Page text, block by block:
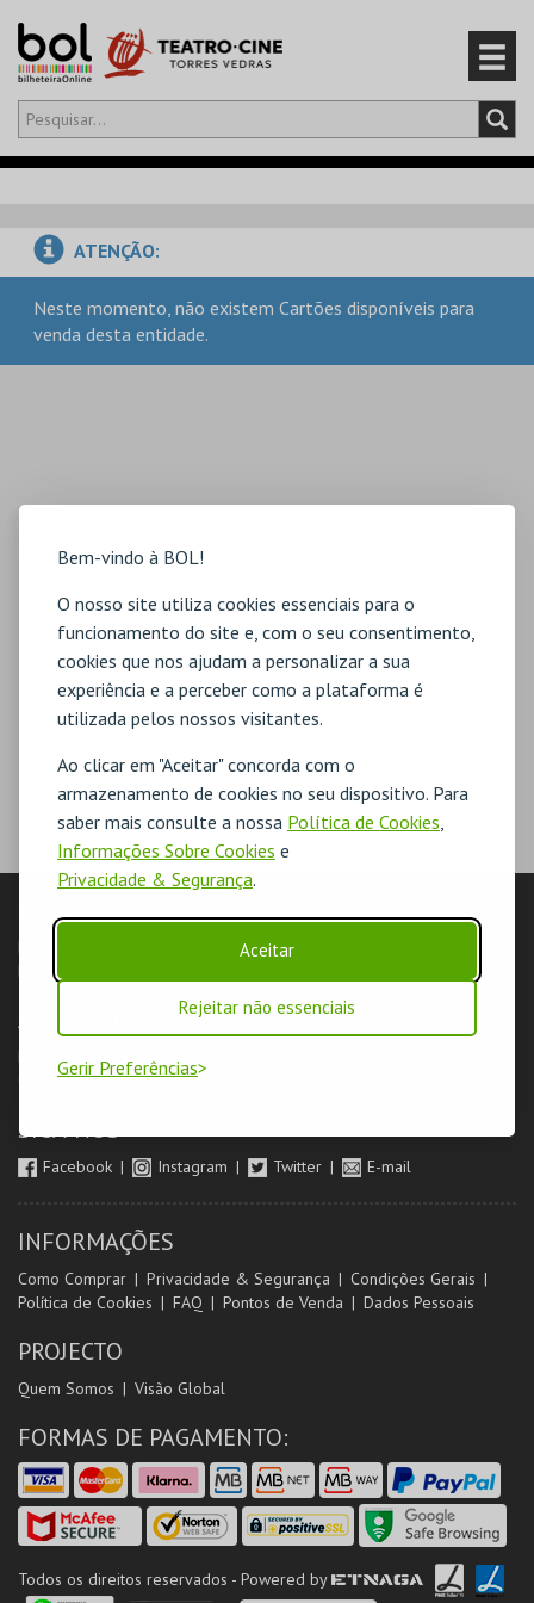
Bem-vindo à BOL!
O nosso site utiliza cookies essenciais para o
funcionamento do site e, com o seu consentimento,
cookies que nos ajudam a personalizar a sua
experiência e a perceber como a plataforma é
utilizada pelos nossos visitantes.
Ao clicar em "Aceitar" concorda com o
armazenamento de cookies no seu dispositivo. Para
saber mais consulte a nossa Política de Cookies,
Informações Sobre Cookies e
Privacidade & Segurança.
Aceitar
Rejeitar não essenciais
Gerir Preferências
Olá,iniciar sessão
EVENTOS
CARTÕES
ATENÇÃO:
Neste momento, não existem Cartões disponíveis para
venda desta entidade.
LOJA
Pesquisar Carrinho de compras Eventos
Livro de Reclamações
AUTENTICAÇÃO
Login & Registo de Clientes
Orientadores de Salas
SIGA-NOS
Facebook Instagram Twitter E-mail
INFORMAÇÕES
Como Comprar Privacidade & Segurança
Condições Gerais
Política de Cookies
FAQ Pontos de Venda Dados Pessoais
PROJECTO
Quem Somos Visão Global
FORMAS DE PAGAMENTO:
Todos os direitos reservados - Powered by ETNAGA